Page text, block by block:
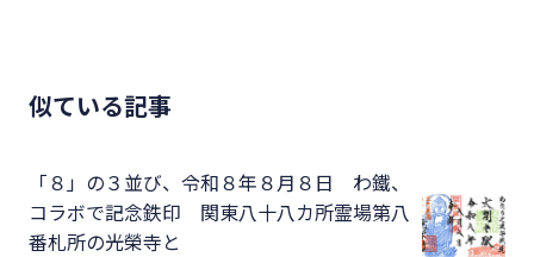
似ている記事
「８」の３並び、令和８年８月８日 わ鐵、
コラボで記念鉄印 関東八十八カ所霊場第八
番札所の光榮寺と